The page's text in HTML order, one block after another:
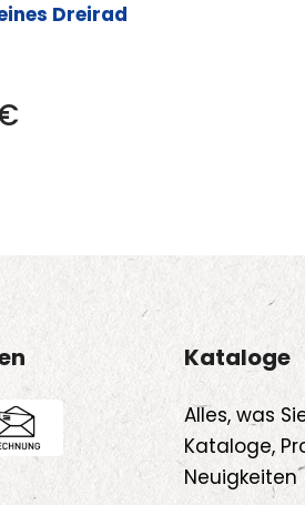
Dreirad
Kataloge
Alles, was
Kataloge,
Neuigkeiten